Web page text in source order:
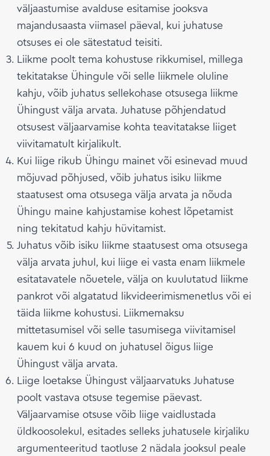
väljaastumise avalduse esitamise jooksva
majandusaasta viimasel päeval, kui juhatuse
otsuses ei ole sätestatud teisiti.
Liikme poolt tema kohustuse rikkumisel, millega
tekitatakse Ühingule või selle liikmele oluline
kahju, võib juhatus sellekohase otsusega liikme
Ühingust välja arvata. Juhatuse põhjendatud
otsusest väljaarvamise kohta teavitatakse liiget
viivitamatult kirjalikult.
Kui liige rikub Ühingu mainet või esinevad muud
mõjuvad põhjused, võib juhatus isiku liikme
staatusest oma otsusega välja arvata ja nõuda
Ühingu maine kahjustamise kohest lõpetamist
ning tekitatud kahju hüvitamist.
Juhatus võib isiku liikme staatusest oma otsusega
välja arvata juhul, kui liige ei vasta enam liikmele
esitatavatele nõuetele, välja on kuulutatud liikme
pankrot või algatatud likvideerimismenetlus või ei
täida liikme kohustusi. Liikmemaksu
mittetasumisel või selle tasumisega viivitamisel
kauem kui 6 kuud on juhatusel õigus liige
Ühingust välja arvata.
Liige loetakse Ühingust väljaarvatuks Juhatuse
poolt vastava otsuse tegemise päevast.
Väljaarvamise otsuse võib liige vaidlustada
üldkoosolekul, esitades selleks juhatusele kirjaliku
argumenteeritud taotluse 2 nädala jooksul peale